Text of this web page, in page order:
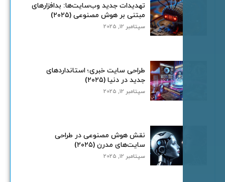
تهدیدات جدید وب‌سایت‌ها: بدافزارهای
مبتنی بر هوش مصنوعی (۲۰۲۵)
سپتامبر 12, 2025
طراحی سایت خبری؛ استانداردهای
جدید در دنیا (۲۰۲۵)
سپتامبر 12, 2025
نقش هوش مصنوعی در طراحی
سایت‌های مدرن (۲۰۲۵)
سپتامبر 12, 2025